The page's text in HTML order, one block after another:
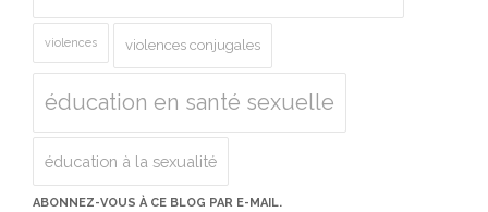
violences violences conjugales
éducation en santé sexuelle
éducation à la sexualité
ABONNEZ-VOUS À CE BLOG PAR E-MAIL.